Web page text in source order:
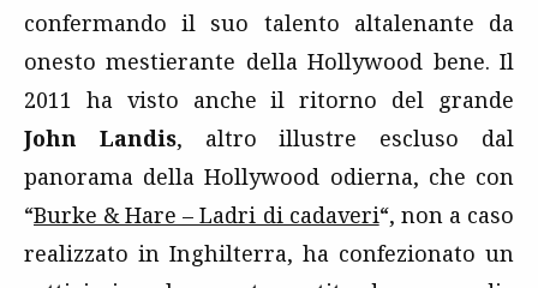
confermando il suo talento altalenante da
onesto mestierante della Hollywood bene. Il
2011 ha visto anche il ritorno del grande
John Landis, altro illustre escluso dal
panorama della Hollywood odierna, che con
“Burke & Hare – Ladri di cadaveri“, non a caso
realizzato in Inghilterra, ha confezionato un